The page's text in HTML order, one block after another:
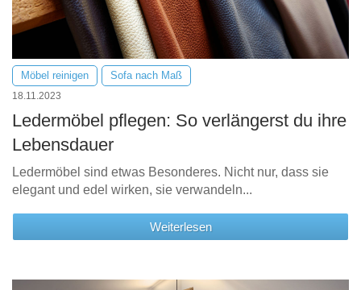
Möbel reinigen Sofa nach Maß
18.11.2023
Ledermöbel pflegen: So verlängerst du ihre
Lebensdauer
Ledermöbel sind etwas Besonderes. Nicht nur, dass sie
elegant und edel wirken, sie verwandeln...
Weiterlesen